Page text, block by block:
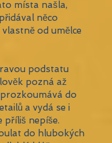
místa našla,
něco
vlastně od umělce
podstatu
pozná až
do
a vydá se i
příliš nepíše.
do hlubokých